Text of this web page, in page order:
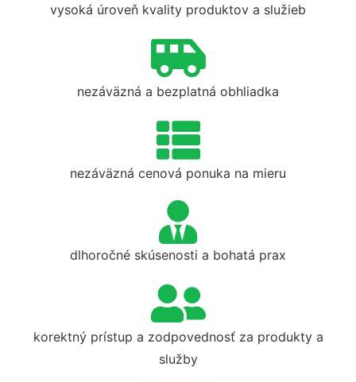
vysoká úroveň kvality produktov a služieb
nezáväzná a bezplatná obhliadka
nezáväzná cenová ponuka na mieru
dlhoročné skúsenosti a bohatá prax
korektný prístup a zodpovednosť za produkty a
služby